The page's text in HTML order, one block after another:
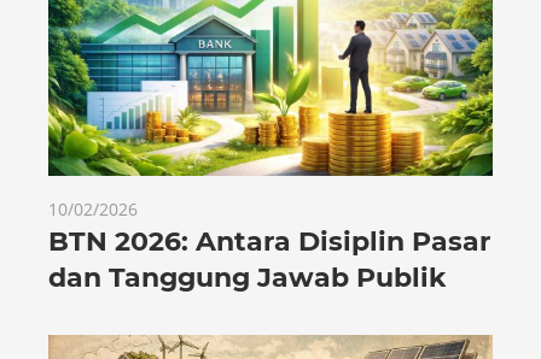
10/02/2026
BTN 2026: Antara Disiplin Pasar
dan Tanggung Jawab Publik